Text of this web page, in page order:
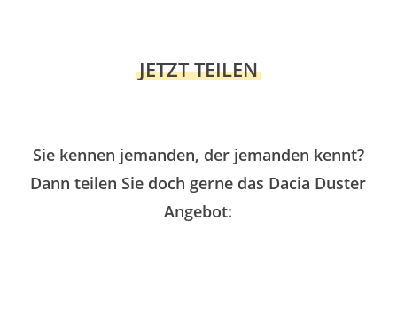
JETZT TEILEN
Sie kennen jemanden, der jemanden kennt?
Dann teilen Sie doch gerne das Dacia Duster
Angebot: